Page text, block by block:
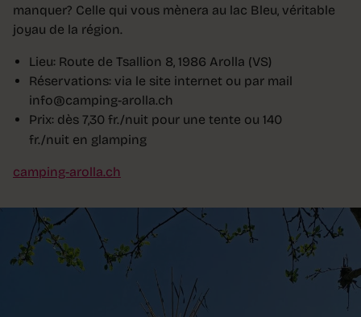
manquer? Celle qui vous mènera au lac Bleu, véritable
joyau de la région.
Lieu: Route de Tsallion 8, 1986 Arolla (VS)
Réservations: via le site internet ou par mail
info@camping-arolla.ch
Prix: dès 7,30 fr./nuit pour une tente ou 140
fr./nuit en glamping
camping-arolla.ch